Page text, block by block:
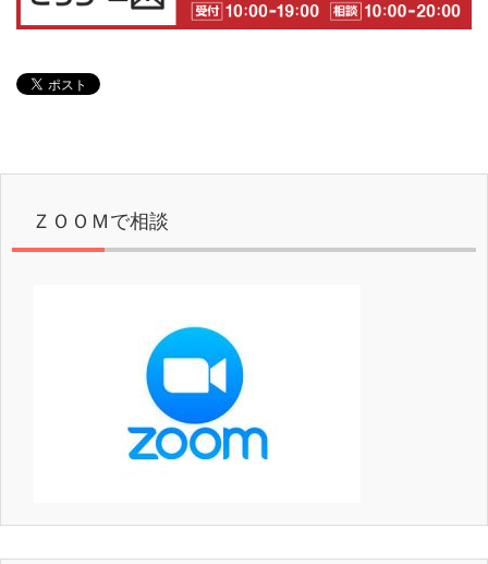
ＺＯＯＭで相談